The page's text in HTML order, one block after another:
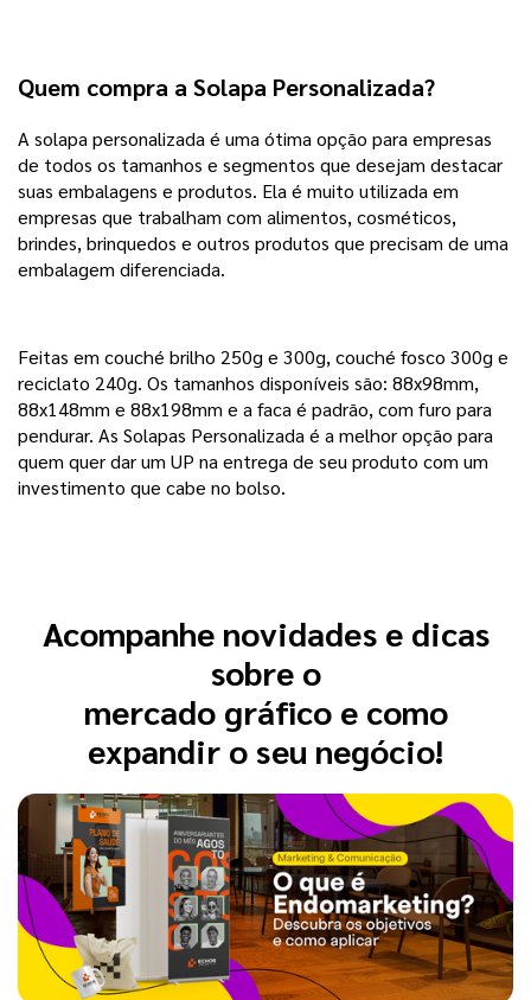
Quem compra a Solapa Personalizada?
A solapa personalizada é uma ótima opção para empresas
de todos os tamanhos e segmentos que desejam destacar
suas embalagens e produtos. Ela é muito utilizada em
empresas que trabalham com alimentos, cosméticos,
brindes, brinquedos e outros produtos que precisam de uma
embalagem diferenciada.
Feitas em couché brilho 250g e 300g, couché fosco 300g e
reciclato 240g. Os tamanhos disponíveis são: 88x98mm,
88x148mm e 88x198mm e a faca é padrão, com furo para
pendurar. As Solapas Personalizada é a melhor opção para
quem quer dar um UP na entrega de seu produto com um
investimento que cabe no bolso.
Acompanhe novidades e dicas
sobre o
mercado gráfico e como
expandir o seu negócio!